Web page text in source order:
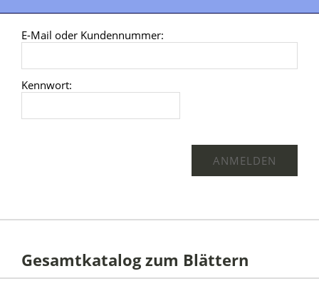
E-Mail oder Kundennummer:
Kennwort:
Gesamtkatalog zum Blättern